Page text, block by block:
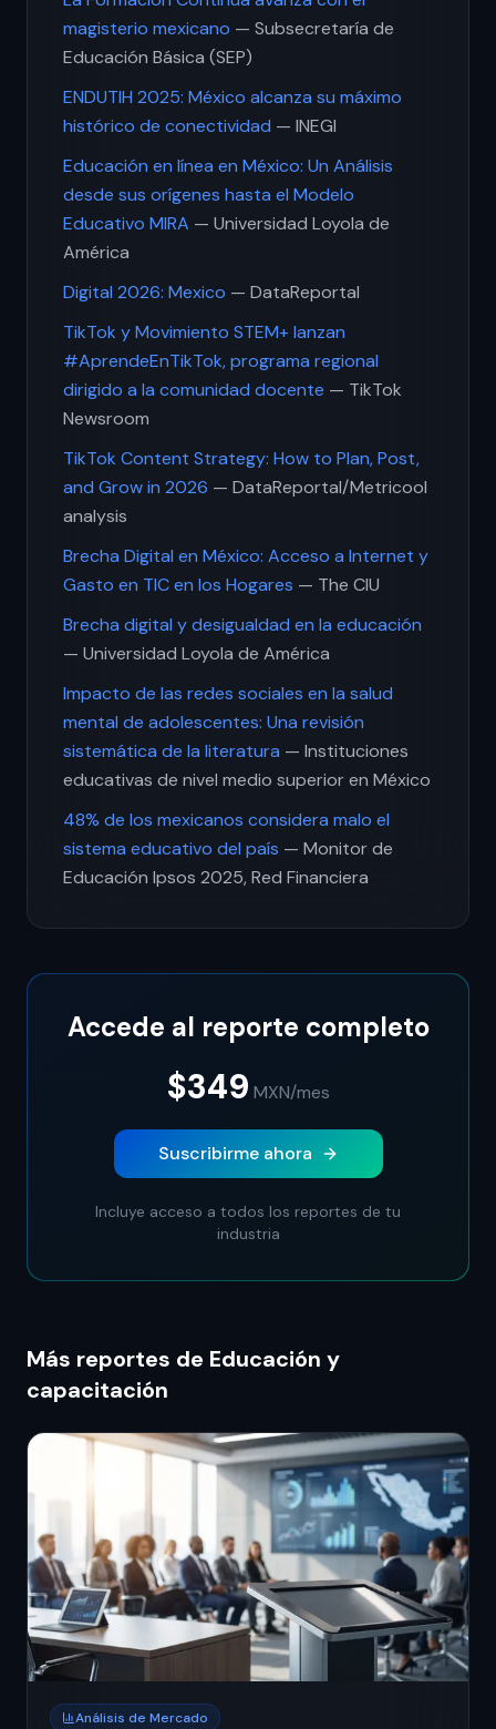
magisterio mexicano — Subsecretaría de
Educación Básica (SEP)
ENDUTIH 2025: México alcanza su máximo
histórico de conectividad — INEGI
Educación en línea en México: Un Análisis
desde sus orígenes hasta el Modelo
Educativo MIRA — Universidad Loyola de
América
Digital 2026: Mexico — DataReportal
TikTok y Movimiento STEM+ lanzan
#AprendeEnTikTok, programa regional
dirigido a la comunidad docente — TikTok
Newsroom
TikTok Content Strategy: How to Plan, Post,
and Grow in 2026 — DataReportal/Metricool
analysis
Brecha Digital en México: Acceso a Internet y
Gasto en TIC en los Hogares — The CIU
Brecha digital y desigualdad en la educación
— Universidad Loyola de América
Impacto de las redes sociales en la salud
mental de adolescentes: Una revisión
sistemática de la literatura — Instituciones
educativas de nivel medio superior en México
48% de los mexicanos considera malo el
sistema educativo del país — Monitor de
Educación Ipsos 2025, Red Financiera
Accede al reporte completo
$349 MXN/mes
Suscribirme ahora
Incluye acceso a todos los reportes de tu
industria
Más reportes de Educación y
capacitación
Análisis de Mercado